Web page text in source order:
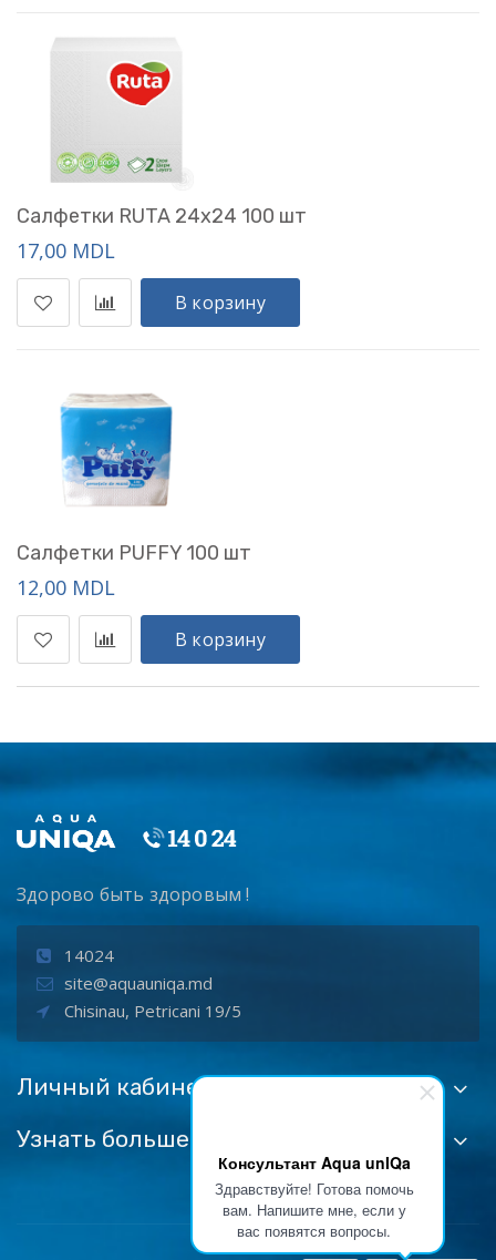
Консультант Aqua unIQa
Здравствуйте! Готова помочь
вам. Напишите мне, если у
вас появятся вопросы.
Салфетки RUTA 24x24 100 шт
17,00 MDL
В корзину
Салфетки PUFFY 100 шт
12,00 MDL
В корзину
Здорово быть здоровым !
14024
site@aquauniqa.md
Chisinau, Petricani 19/5
Личный кабинет
Узнать больше: